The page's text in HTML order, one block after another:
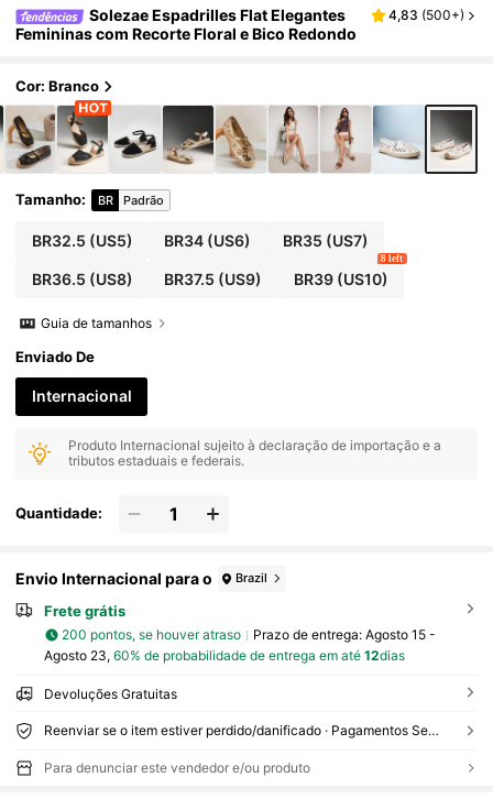
Solezae Espadrilles Flat Elegantes
Femininas com Recorte Floral e Bico Redondo
4,83 (500+)
Cor: Branco
Tamanho: BR Padrão
BR32.5 (US5) BR34 (US6) BR35 (US7)
BR36.5 (US8) BR37.5 (US9) BR39(US10)
8 left
Guia de tamanhos
Enviado De
Internacional
Produto Internacional sujeito à declaração de importação e a
tributos estaduais e federais.
Quantidade:
Envio Internacional para o Brazil
Frete grátis
200 pontos, se houver atraso Prazo de entrega: Agosto 15 -
Agosto 23, 60% de probabilidade de entrega em até 12dias
Devoluções Gratuitas
Reenviar se o item estiver perdido/danificado · Pagamentos Seguros · Proteção de privacidade
Para denunciar este vendedor e/ou produto